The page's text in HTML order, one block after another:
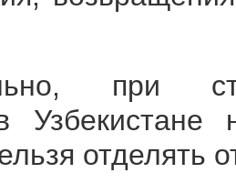
при
Узбекистане
отделять